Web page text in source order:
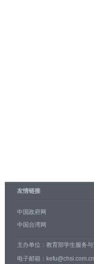
友情链接
中国政府网
中国台湾网
主办单位： 教育部学生服务
电子邮箱：kefu@chsi.com.cn